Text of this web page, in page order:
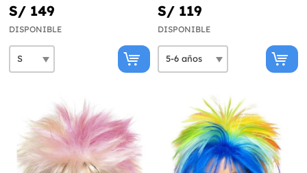
S/ 149
DISPONIBLE
S/ 119
DISPONIBLE